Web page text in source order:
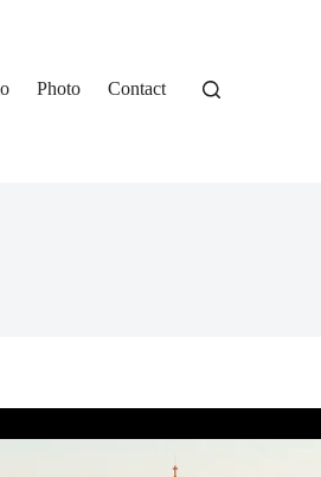
Photo Contact